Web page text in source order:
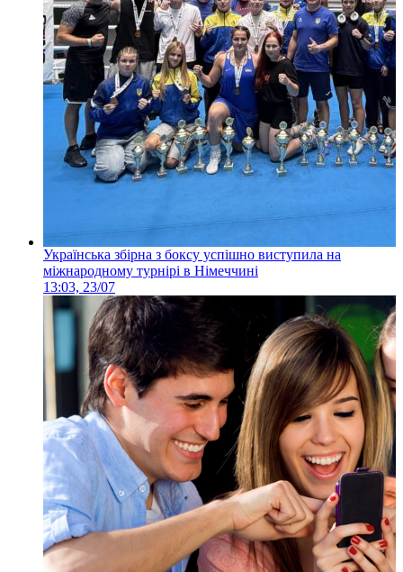
Українська збірна з боксу успішно виступила на
міжнародному турнірі в Німеччині
13:03, 23/07